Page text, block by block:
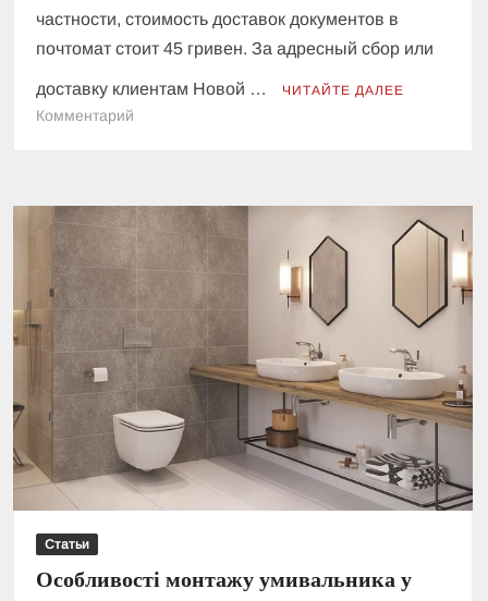
частности, стоимость доставок документов в
почтомат стоит 45 гривен. За адресный сбор или
доставку клиентам Новой … ЧИТАЙТЕ ДАЛЕЕ
Комментарий
тарифы
доставку:
какие
посылки
подорожали
Статьи
Особливості монтажу умивальника у